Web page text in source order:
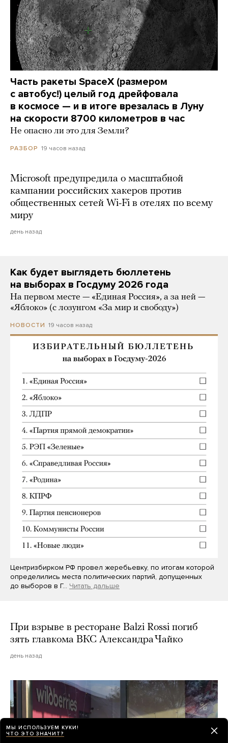
Часть ракеты SpaceX (размером
с автобус!) целый год дрейфовала
в космосе — и в итоге врезалась в Луну
на скорости 8700 километров в час
Не опасно ли это для Земли?
РАЗБОР 19 часов назад
Microsoft предупредила о масштабной
кампании российских хакеров против
общественных сетей Wi-Fi в отелях по всему
миру
день назад
Как будет выглядеть бюллетень
на выборах в Госдуму 2026 года
На первом месте — «Единая Россия», а за ней —
«Яблоко» (с лозунгом «За мир и свободу»)
НОВОСТИ 19 часов назад
Центризбирком РФ провел жеребьевку, по итогам которой
определились места политических партий, допущенных
до выборов в Г… Читать дальше
При взрыве в ресторане Balzi Rossi погиб
зять главкома ВКС Александра Чайко
день назад
МЫ ИСПОЛЬЗУЕМ КУКИ!
ЧТО ЭТО ЗНАЧИТ?